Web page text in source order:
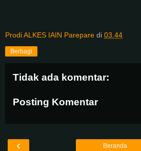
Prodi ALKES IAIN Parepare di 03.44
Berbagi
Tidak ada komentar:
Posting Komentar
‹ Beranda